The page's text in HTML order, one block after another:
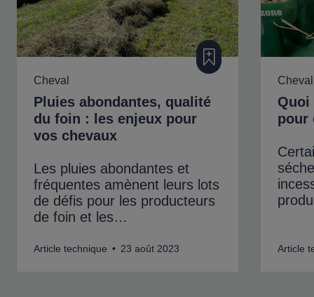
Ajouter à ma filière
Cheval
Pluies abondantes, qualité
du foin : les enjeux pour
vos chevaux
Les pluies abondantes et
fréquentes amènent leurs lots
de défis pour les producteurs
de foin et les…
Article technique • 23 août 2023
Cheval
Quoi
pour
Article